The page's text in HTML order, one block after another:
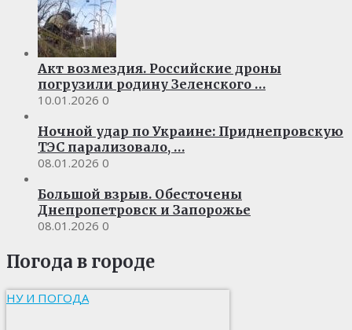
Акт возмездия. Российские дроны
погрузили родину Зеленского …
10.01.2026 0
Ночной удар по Украине: Приднепровскую
ТЭС парализовало, …
08.01.2026 0
Большой взрыв. Обесточены
Днепропетровск и Запорожье
08.01.2026 0
Погода в городе
НУ И ПОГОДА